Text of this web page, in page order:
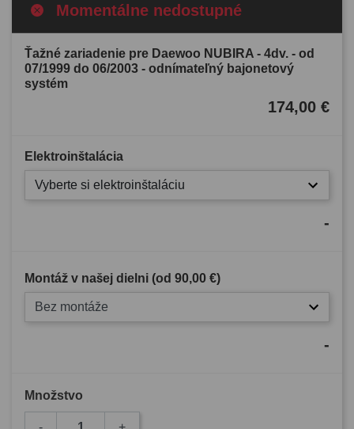
Momentálne nedostupné
Ťažné zariadenie pre Daewoo NUBIRA - 4dv. - od
07/1999 do 06/2003 - odnímateľný bajonetový
systém
174,00 €
Elektroinštalácia
Vyberte si elektroinštaláciu
-
Montáž v našej dielni (od 90,00 €)
Bez montáže
-
Množstvo